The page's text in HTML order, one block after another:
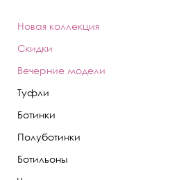
Новая коллекция
Скидки
Вечерние модели
Туфли
Ботинки
Полуботинки
Ботильоны